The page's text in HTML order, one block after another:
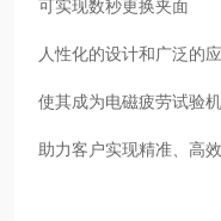
可实现数秒更换夹面
人性化的设计和广泛的
使其成为电磁疲劳试验
助力客户实现精准、高